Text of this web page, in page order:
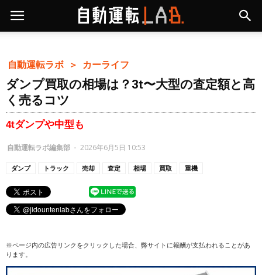
自動運転ラボ ＞ カーライフ
ダンプ買取の相場は？3t〜大型の査定額と高
く売るコツ
4tダンプや中型も
自動運転ラボ編集部 - 2026年6月5日 10:53
ダンプ トラック 売却 査定 相場 買取 重機
※ページ内の広告リンクをクリックした場合、弊サイトに報酬が支払われることがあ
ります。